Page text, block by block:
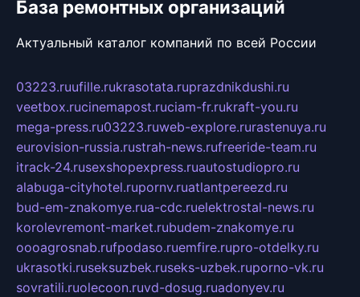
База ремонтных организаций
Актуальный каталог компаний по всей России
03223.ruufille.rukrasotata.ruprazdnikdushi.ru
veetbox.rucinemapost.ruciam-fr.rukraft-you.ru
mega-press.ru03223.ruweb-explore.rurastenuya.ru
eurovision-russia.rustrah-news.rufreeride-team.ru
itrack-24.rusexshopexpress.ruautostudiopro.ru
alabuga-cityhotel.rupornv.ruatlantpereezd.ru
bud-em-znakomye.rua-cdc.ruelektrostal-news.ru
korolevremont-market.rubudem-znakomye.ru
oooagrosnab.rufpodaso.ruemfire.rupro-otdelky.ru
ukrasotki.ruseksuzbek.ruseks-uzbek.ruporno-vk.ru
sovratili.ruolecoon.ruvd-dosug.ruadonyev.ru